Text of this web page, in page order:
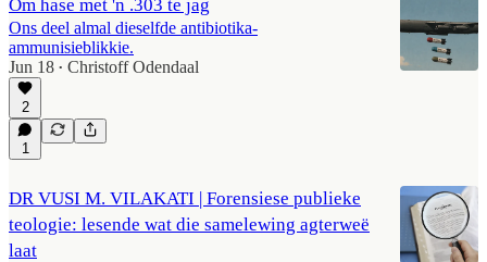
Om hase met 'n .303 te jag
Ons deel almal dieselfde antibiotika-
ammunisieblikkie.
Jun 18 • Christoff Odendaal
2
1
DR VUSI M. VILAKATI | Forensiese publieke
teologie: lesende wat die samelewing agterweë
laat